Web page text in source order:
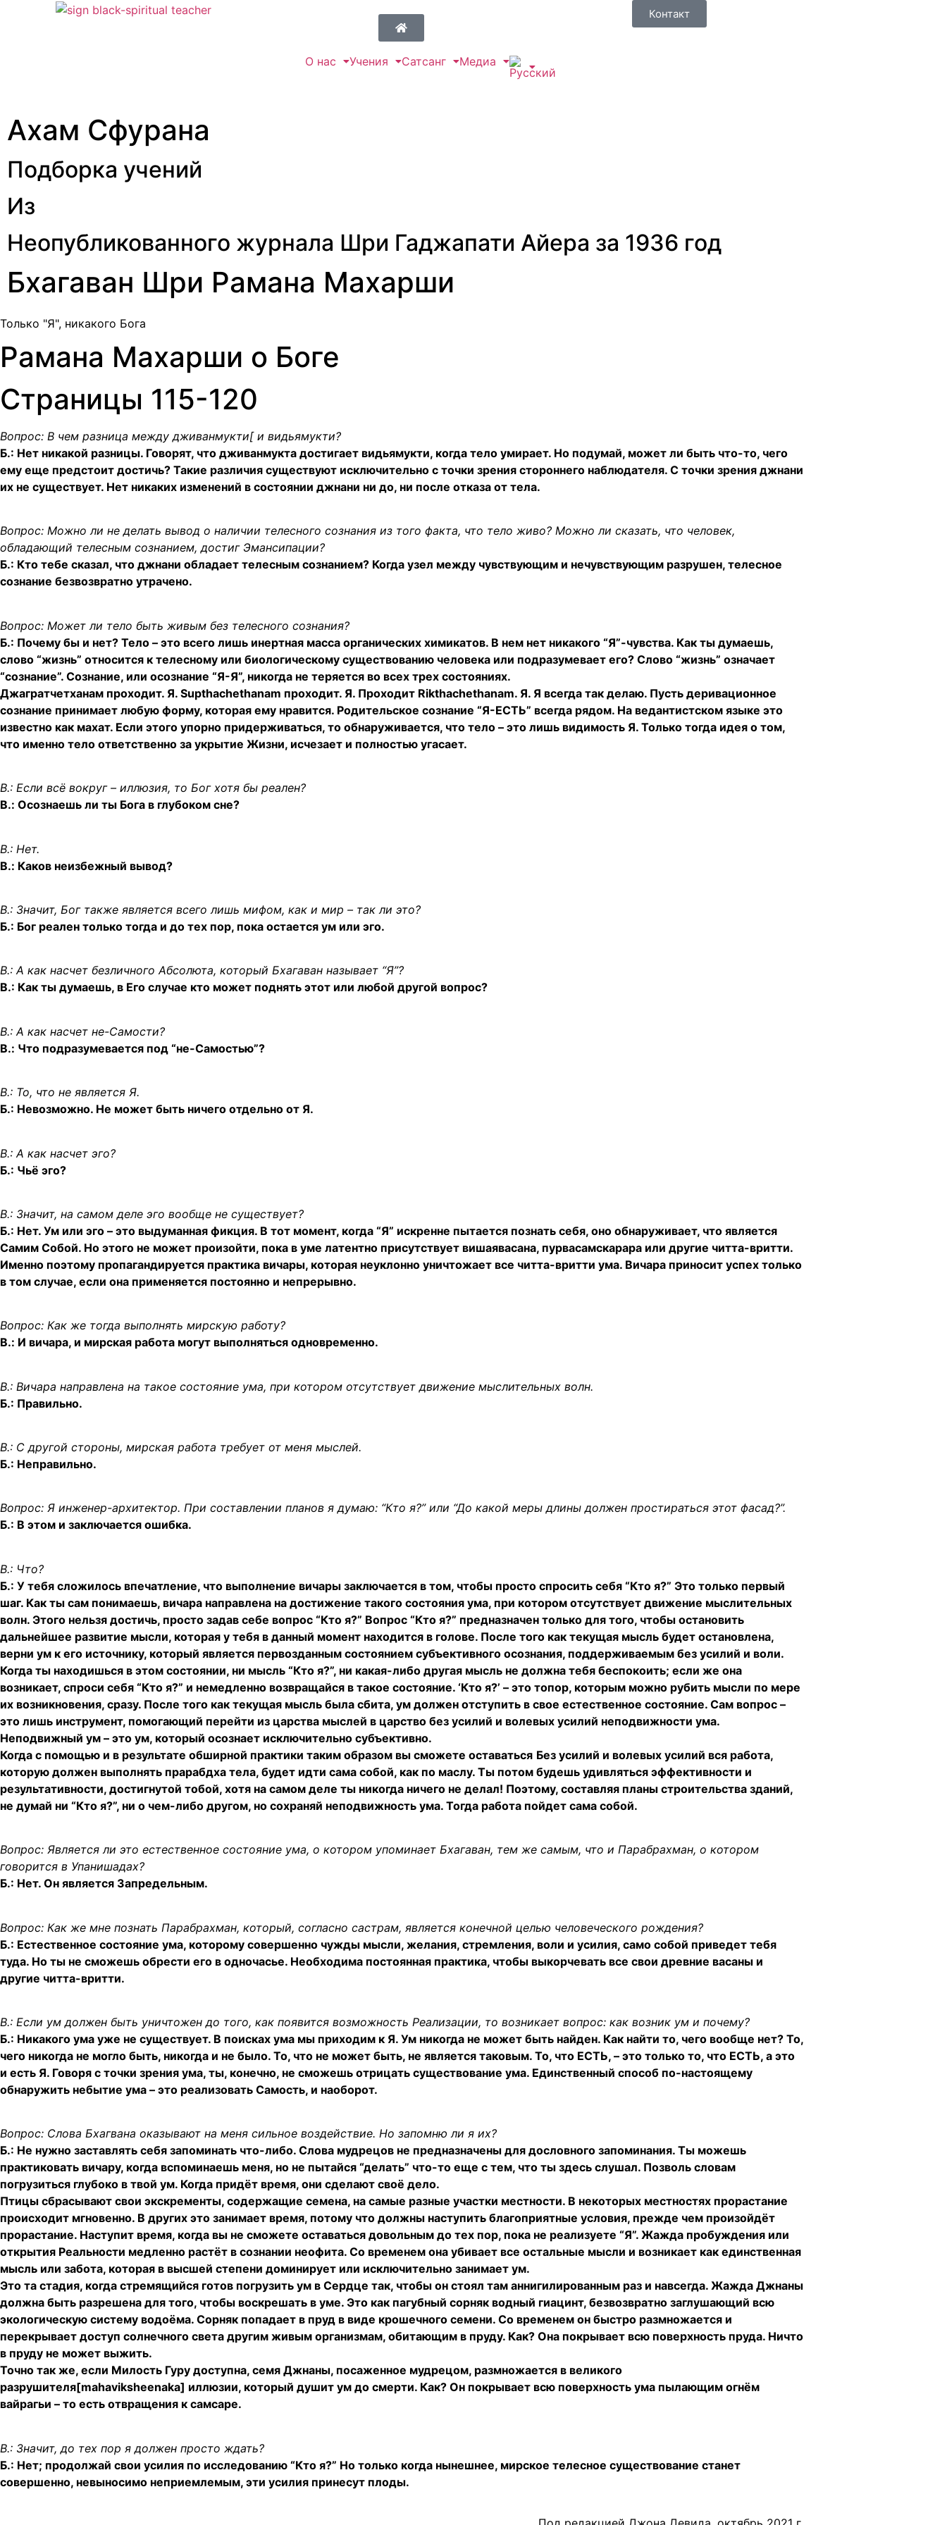
О нас Учения Сатсанг Медиа
Контакт
Ахам Сфурана
Подборка учений
Из
Неопубликованного журнала Шри Гаджапати Айера за 1936 год
Бхагаван Шри Рамана Махарши
Только "Я", никакого Бога
Рамана Махарши о Боге
Страницы 115-120
Вопрос: В чем разница между дживанмукти[ и видьямукти?
Б.: Нет никакой разницы. Говорят, что дживанмукта достигает видьямукти, когда тело умирает. Но подумай, может ли быть что-то, чего
ему еще предстоит достичь? Такие различия существуют исключительно с точки зрения стороннего наблюдателя. С точки зрения джнани
их не существует. Нет никаких изменений в состоянии джнани ни до, ни после отказа от тела.
Вопрос: Можно ли не делать вывод о наличии телесного сознания из того факта, что тело живо? Можно ли сказать, что человек,
обладающий телесным сознанием, достиг Эмансипации?
Б.: Кто тебе сказал, что джнани обладает телесным сознанием? Когда узел между чувствующим и нечувствующим разрушен, телесное
сознание безвозвратно утрачено.
Вопрос: Может ли тело быть живым без телесного сознания?
Б.: Почему бы и нет? Тело – это всего лишь инертная масса органических химикатов. В нем нет никакого “Я”-чувства. Как ты думаешь,
слово “жизнь” относится к телесному или биологическому существованию человека или подразумевает его? Слово “жизнь” означает
“сознание”. Сознание, или осознание “Я-Я”, никогда не теряется во всех трех состояниях.
Джагратчетханам проходит. Я. Supthachethanam проходит. Я. Проходит Rikthachethanam. Я. Я всегда так делаю. Пусть деривационное
сознание принимает любую форму, которая ему нравится. Родительское сознание “Я-ЕСТЬ” всегда рядом. На ведантистском языке это
известно как махат. Если этого упорно придерживаться, то обнаруживается, что тело – это лишь видимость Я. Только тогда идея о том,
что именно тело ответственно за укрытие Жизни, исчезает и полностью угасает.
В.: Если всё вокруг – иллюзия, то Бог хотя бы реален?
B.: Осознаешь ли ты Бога в глубоком сне?
В.: Нет.
B.: Каков неизбежный вывод?
В.: Значит, Бог также является всего лишь мифом, как и мир – так ли это?
Б.: Бог реален только тогда и до тех пор, пока остается ум или эго.
В.: А как насчет безличного Абсолюта, который Бхагаван называет “Я”?
В.: Как ты думаешь, в Его случае кто может поднять этот или любой другой вопрос?
В.: А как насчет не-Самости?
B.: Что подразумевается под “не-Самостью”?
В.: То, что не является Я.
Б.: Невозможно. Не может быть ничего отдельно от Я.
В.: А как насчет эго?
Б.: Чьё эго?
В.: Значит, на самом деле эго вообще не существует?
Б.: Нет. Ум или эго – это выдуманная фикция. В тот момент, когда “Я” искренне пытается познать себя, оно обнаруживает, что является
Самим Собой. Но этого не может произойти, пока в уме латентно присутствует вишаявасана, пурвасамскарара или другие читта-вритти.
Именно поэтому пропагандируется практика вичары, которая неуклонно уничтожает все читта-вритти ума. Вичара приносит успех только
в том случае, если она применяется постоянно и непрерывно.
Вопрос: Как же тогда выполнять мирскую работу?
B.: И вичара, и мирская работа могут выполняться одновременно.
В.: Вичара направлена на такое состояние ума, при котором отсутствует движение мыслительных волн.
Б.: Правильно.
В.: С другой стороны, мирская работа требует от меня мыслей.
Б.: Неправильно.
Вопрос: Я инженер-архитектор. При составлении планов я думаю: “Кто я?” или “До какой меры длины должен простираться этот фасад?”.
Б.: В этом и заключается ошибка.
В.: Что?
Б.: У тебя сложилось впечатление, что выполнение вичары заключается в том, чтобы просто спросить себя “Кто я?” Это только первый
шаг. Как ты сам понимаешь, вичара направлена на достижение такого состояния ума, при котором отсутствует движение мыслительных
волн. Этого нельзя достичь, просто задав себе вопрос “Кто я?” Вопрос “Кто я?” предназначен только для того, чтобы остановить
дальнейшее развитие мысли, которая у тебя в данный момент находится в голове. После того как текущая мысль будет остановлена,
верни ум к его источнику, который является первозданным состоянием субъективного осознания, поддерживаемым без усилий и воли.
Когда ты находишься в этом состоянии, ни мысль “Кто я?”, ни какая-либо другая мысль не должна тебя беспокоить; если же она
возникает, спроси себя “Кто я?” и немедленно возвращайся в такое состояние. ‘Кто я?’ – это топор, которым можно рубить мысли по мере
их возникновения, сразу. После того как текущая мысль была сбита, ум должен отступить в свое естественное состояние. Сам вопрос –
это лишь инструмент, помогающий перейти из царства мыслей в царство без усилий и волевых усилий неподвижности ума.
Неподвижный ум – это ум, который осознает исключительно субъективно.
Когда с помощью и в результате обширной практики таким образом вы сможете оставаться Без усилий и волевых усилий вся работа,
которую должен выполнять прарабдха тела, будет идти сама собой, как по маслу. Ты потом будешь удивляться эффективности и
результативности, достигнутой тобой, хотя на самом деле ты никогда ничего не делал! Поэтому, составляя планы строительства зданий,
не думай ни “Кто я?”, ни о чем-либо другом, но сохраняй неподвижность ума. Тогда работа пойдет сама собой.
Вопрос: Является ли это естественное состояние ума, о котором упоминает Бхагаван, тем же самым, что и Парабрахман, о котором
говорится в Упанишадах?
Б.: Нет. Он является Запредельным.
Вопрос: Как же мне познать Парабрахман, который, согласно састрам, является конечной целью человеческого рождения?
Б.: Естественное состояние ума, которому совершенно чужды мысли, желания, стремления, воли и усилия, само собой приведет тебя
туда. Но ты не сможешь обрести его в одночасье. Необходима постоянная практика, чтобы выкорчевать все свои древние васаны и
другие читта-вритти.
В.: Если ум должен быть уничтожен до того, как появится возможность Реализации, то возникает вопрос: как возник ум и почему?
Б.: Никакого ума уже не существует. В поисках ума мы приходим к Я. Ум никогда не может быть найден. Как найти то, чего вообще нет? То,
чего никогда не могло быть, никогда и не было. То, что не может быть, не является таковым. То, что ЕСТЬ, – это только то, что ЕСТЬ, а это
и есть Я. Говоря с точки зрения ума, ты, конечно, не сможешь отрицать существование ума. Единственный способ по-настоящему
обнаружить небытие ума – это реализовать Самость, и наоборот.
Вопрос: Слова Бхагвана оказывают на меня сильное воздействие. Но запомню ли я их?
Б.: Не нужно заставлять себя запоминать что-либо. Слова мудрецов не предназначены для дословного запоминания. Ты можешь
практиковать вичару, когда вспоминаешь меня, но не пытайся “делать” что-то еще с тем, что ты здесь слушал. Позволь словам
погрузиться глубоко в твой ум. Когда придёт время, они сделают своё дело.
Птицы сбрасывают свои экскременты, содержащие семена, на самые разные участки местности. В некоторых местностях прорастание
происходит мгновенно. В других это занимает время, потому что должны наступить благоприятные условия, прежде чем произойдёт
прорастание. Наступит время, когда вы не сможете оставаться довольным до тех пор, пока не реализуете “Я”. Жажда пробуждения или
открытия Реальности медленно растёт в сознании неофита. Со временем она убивает все остальные мысли и возникает как единственная
мысль или забота, которая в высшей степени доминирует или исключительно занимает ум.
Это та стадия, когда стремящийся готов погрузить ум в Сердце так, чтобы он стоял там аннигилированным раз и навсегда. Жажда Джнаны
должна быть разрешена для того, чтобы воскрешать в уме. Это как пагубный сорняк водный гиацинт, безвозвратно заглушающий всю
экологическую систему водоёма. Сорняк попадает в пруд в виде крошечного семени. Со временем он быстро размножается и
перекрывает доступ солнечного света другим живым организмам, обитающим в пруду. Как? Она покрывает всю поверхность пруда. Ничто
в пруду не может выжить.
Точно так же, если Милость Гуру доступна, семя Джнаны, посаженное мудрецом, размножается в великого
разрушителя[mahaviksheenaka] иллюзии, который душит ум до смерти. Как? Он покрывает всю поверхность ума пылающим огнём
вайрагьи – то есть отвращения к самсаре.
В.: Значит, до тех пор я должен просто ждать?
Б.: Нет; продолжай свои усилия по исследованию “Кто я?” Но только когда нынешнее, мирское телесное существование станет
совершенно, невыносимо неприемлемым, эти усилия принесут плоды.